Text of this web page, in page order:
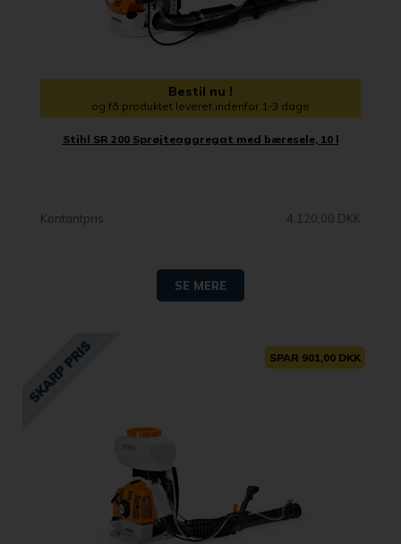
Bestil nu !
og få produktet leveret indenfor 1-3 dage
Stihl SR 200 Sprøjteaggregat med bæresele, 10 l
Kontantpris 4.120,00 DKK
SE MERE
SPAR 901,00 DKK